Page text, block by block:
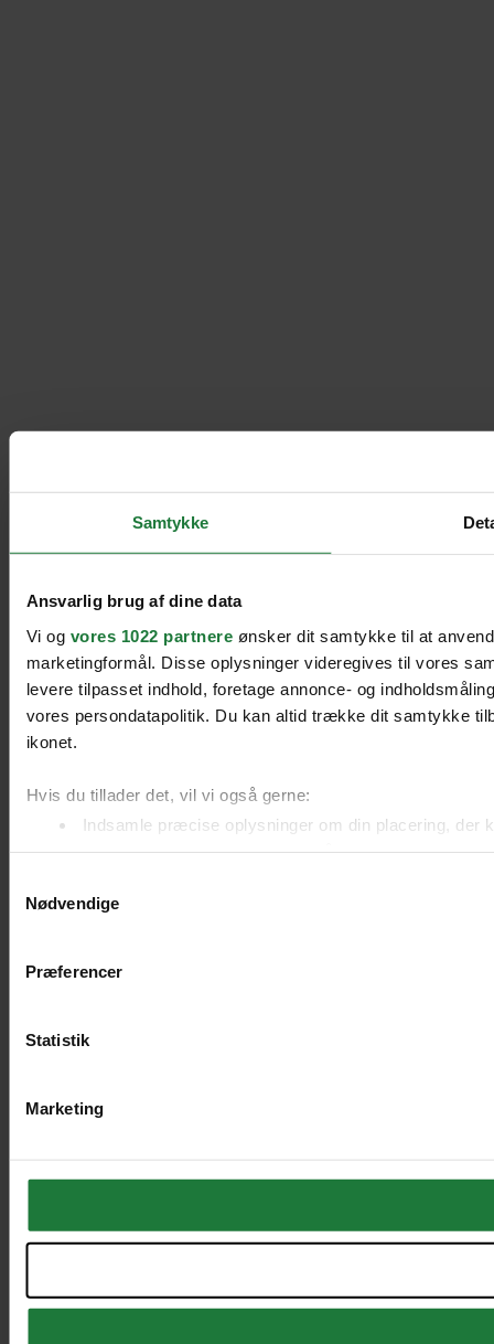
Samtykke
Ansvarlig brug af dine data
Vi og vores 1022 partnereønsker dit samtykke til at
marketingformål. Disse oplysninger videregives til vores
levere tilpasset indhold, foretage annonce- og
vores persondatapolitik. Du kan altid trække dit samtykke
ikonet.
Hvis du tillader det, vil vi også gerne:
Indsamle præcise oplysninger om din placering, der
Identificere din enhed baseret på en scanning af
Nødvendige
Præferencer
Statistik
Marketing